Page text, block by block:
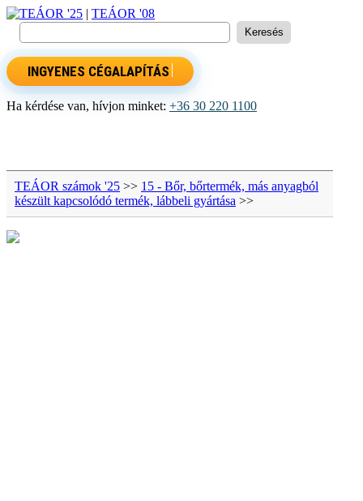
TEÁOR '25 | TEÁOR '08
INGYENES CÉGALAPÍTÁS
Ha kérdése van, hívjon minket: +36 30 220 1100
TEÁOR számok '25 >> 15 - Bőr, bőrtermék, más anyagból
készült kapcsolódó termék, lábbeli gyártása >>